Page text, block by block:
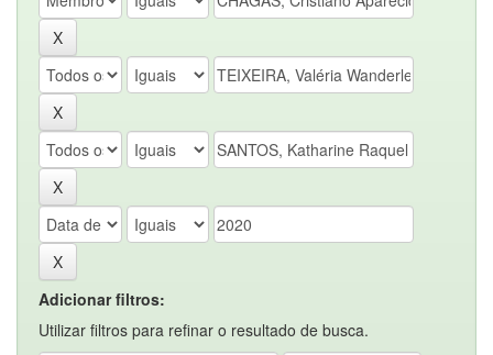
Adicionar filtros:
Utilizar filtros para refinar o resultado de busca.